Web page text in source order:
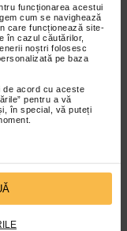
funcționarea acestui
cum se navighează
care funcționează site-
în cazul căutărilor,
noștri folosesc
pe baza
de acord cu aceste
pentru a vă
în special, vă puteți
machiajul…
Preț redus: 50.47 Lei
+ Crema
si protectoare X…